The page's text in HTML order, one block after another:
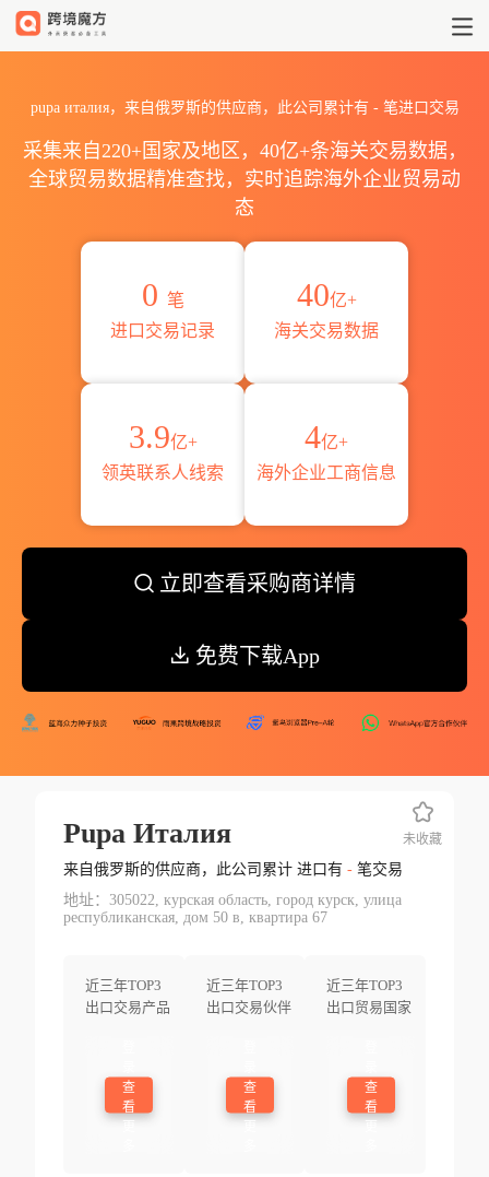
pupa италия，来自俄罗斯的供应商，此公司累计有 -笔进口交易
采集来自220+国家及地区，40亿+条海关交易数据，
全球贸易数据精准查找，实时追踪海外企业贸易动
态
0 笔
进口交易记录
40亿+
海关交易数据
3.9亿+
领英联系人线索
4亿+
海外企业工商信息
立即查看采购商详情
免费下载App
Pupa Италия
来自俄罗斯的供应商，此公司累计 进口有 -笔交易
地址：305022, курская область, город курск, улица
республиканская, дом 50 в, квартира 67
近三年TOP3
出口交易产品
查
看
近三年TOP3
出口交易伙伴
查
看
近三年TOP3
出口贸易国家
查
看
未收藏